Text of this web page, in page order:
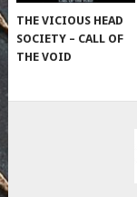
THE VICIOUS HEAD
SOCIETY – CALL OF
THE VOID